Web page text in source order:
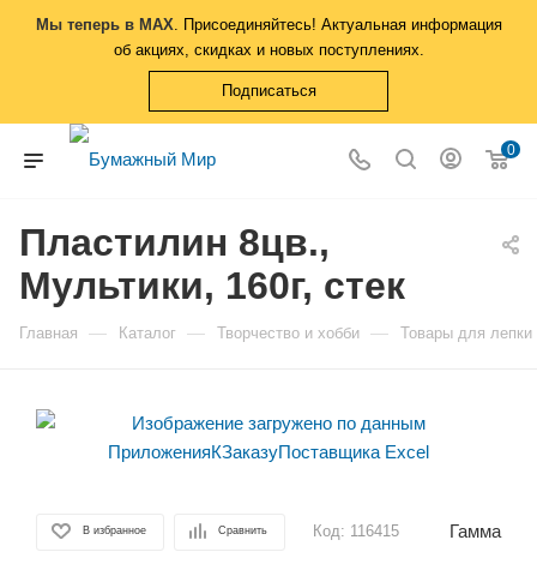
Мы теперь в MAX. Присоединяйтесь! Актуальная информация
об акциях, скидках и новых поступлениях.
Подписаться
0
Пластилин 8цв.,
Мультики, 160г, стек
Главная — Каталог — Творчество и хобби — Товары для лепки
В избранное Сравнить Код: 116415 Гамма